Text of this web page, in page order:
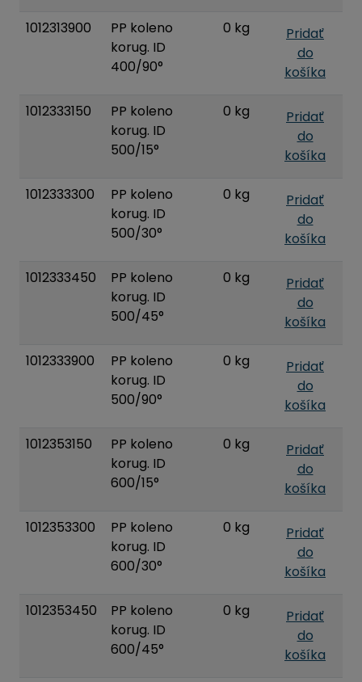
1012313900
PP koleno
korug. ID
400/90°
0 kg
Pridať
do
košíka
1012333150
PP koleno
korug. ID
500/15°
0 kg
Pridať
do
košíka
1012333300
PP koleno
korug. ID
500/30°
0 kg
Pridať
do
košíka
1012333450
PP koleno
korug. ID
500/45°
0 kg
Pridať
do
košíka
1012333900
PP koleno
korug. ID
500/90°
0 kg
Pridať
do
košíka
1012353150
PP koleno
korug. ID
600/15°
0 kg
Pridať
do
košíka
1012353300
PP koleno
korug. ID
600/30°
0 kg
Pridať
do
košíka
1012353450
PP koleno
korug. ID
600/45°
0 kg
Pridať
do
košíka